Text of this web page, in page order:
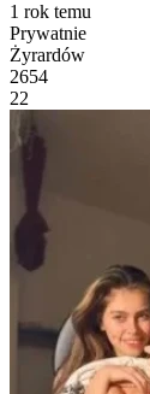
1 rok temu
Prywatnie
Żyrardów
2654
22